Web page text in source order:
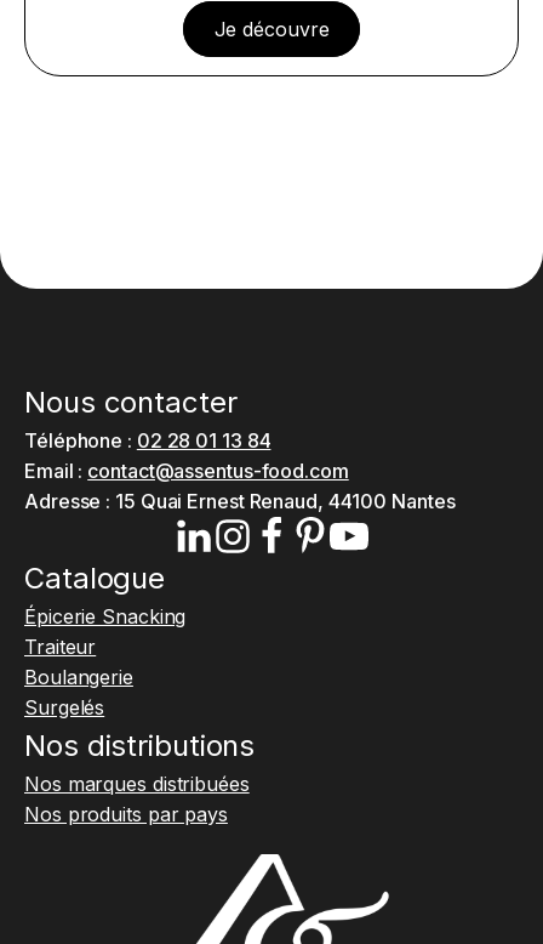
Je découvre
Nous contacter
Téléphone : 02 28 01 13 84
Email : contact@assentus-food.com
Adresse : 15 Quai Ernest Renaud, 44100 Nantes
Catalogue
Épicerie Snacking
Traiteur
Boulangerie
Surgelés
Nos distributions
Nos marques distribuées
Nos produits par pays